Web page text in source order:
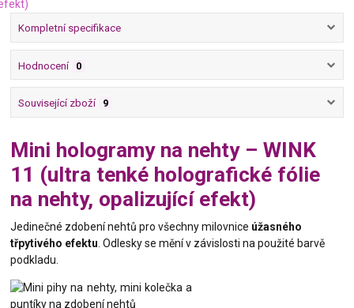
Kompletní specifikace
Hodnocení 0
Související zboží 9
Mini hologramy na nehty – WINK
11 (ultra tenké holografické fólie
na nehty, opalizující efekt)
Jedinečné zdobení nehtů pro všechny milovnice úžasného
třpytivého efektu . Odlesky se mění v závislosti na použité barvě
podkladu.